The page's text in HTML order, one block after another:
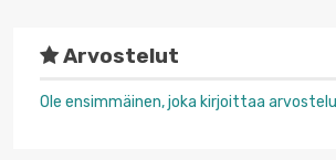
Arvostelut
Ole ensimmäinen, joka kirjoittaa